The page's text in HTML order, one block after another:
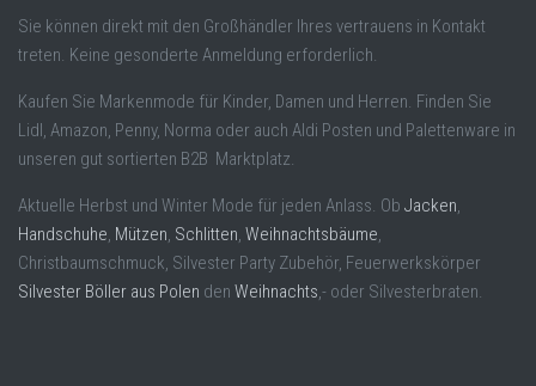
Sie können direkt mit den Großhändler Ihres vertrauens in Kontakt
treten. Keine gesonderte Anmeldung erforderlich.
Kaufen Sie Markenmode für Kinder, Damen und Herren. Finden Sie
Lidl, Amazon, Penny, Norma oder auch Aldi Posten und Palettenware in
unseren gut sortierten B2B Marktplatz.
Aktuelle Herbst und Winter Mode für jeden Anlass. Ob Jacken,
Handschuhe, Mützen, Schlitten, Weihnachtsbäume,
Christbaumschmuck, Silvester Party Zubehör, Feuerwerkskörper
Silvester Böller aus Polen den Weihnachts,- oder Silvesterbraten.